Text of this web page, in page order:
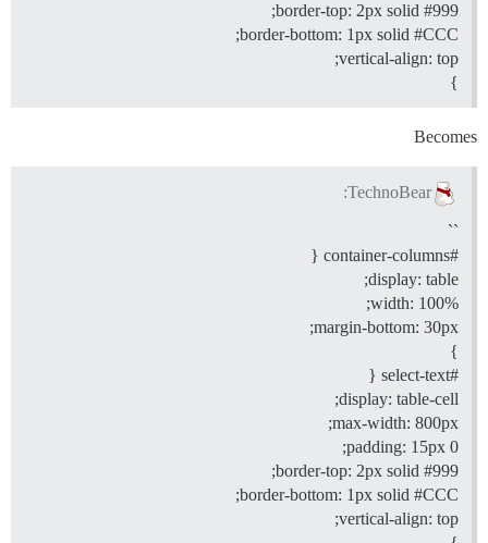
border-top: 2px solid #999
;
border-bottom: 1px solid #CCC
;
vertical-align: top;
}
Becomes
TechnoBear:
``
#container-columns
{
display: table;
width: 100%;
margin-bottom: 30px;
}
#select-text
{
display: table-cell;
max-width: 800px;
padding: 15px 0;
border-top: 2px solid #999
;
border-bottom: 1px solid #CCC
;
vertical-align: top;